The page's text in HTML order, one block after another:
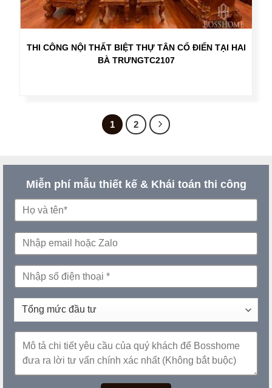
THI CÔNG NỘI THẤT BIỆT THỰ TÂN CỔ ĐIỂN TẠI HAI
BÀ TRƯNGTC2107
1 2
Miễn phí mẫu thiết kế & Khái toán thi công